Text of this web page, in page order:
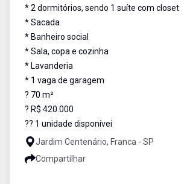
* 2 dormitórios, sendo 1 suíte com closet
* Sacada
* Banheiro social
* Sala, copa e cozinha
* Lavanderia
* 1 vaga de garagem
? 70 m²
? R$ 420.000
?? 1 unidade disponívei
Jardim Centenário, Franca - SP
Compartilhar